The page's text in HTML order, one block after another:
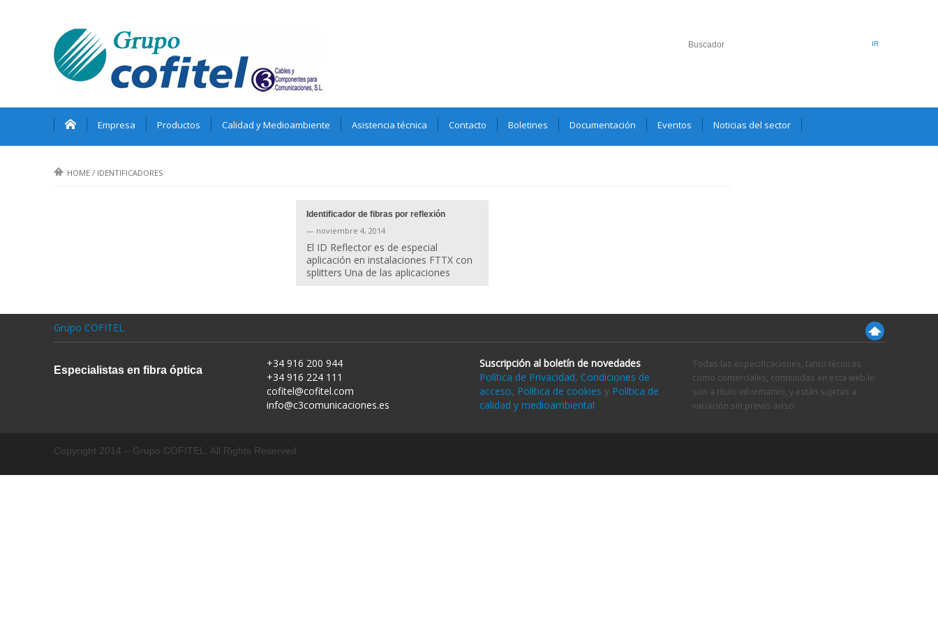
Empresa Productos Calidad y Medioambiente Asistencia técnica Contacto Boletines Documentación Eventos Noticias del sector
HOME / IDENTIFICADORES
Identificador de fibras por reflexión
— noviembre 4, 2014
El ID Reflector es de especial
aplicación en instalaciones FTTX con
splitters Una de las aplicaciones
Grupo COFITEL
Especialistas en fibra óptica
+34 916 200 944
+34 916 224 111
cofitel@cofitel.com
info@c3comunicaciones.es
Suscripción al boletín de novedades
Política de Privacidad, Condiciones de
acceso, Política de cookies y Política de
calidad y medioambiental
Todas las especificaciones, tanto técnicas
como comerciales, contenidas en esta web lo
son a título informativo, y están sujetas a
variación sin previo aviso.
Copyright 2014 – Grupo COFITEL. All Rights Reserved.